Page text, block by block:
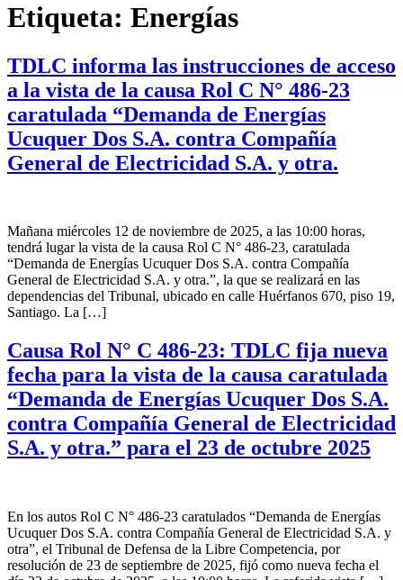
Etiqueta: Energías
TDLC informa las instrucciones de acceso
a la vista de la causa Rol C N° 486-23
caratulada “Demanda de Energías
Ucuquer Dos S.A. contra Compañía
General de Electricidad S.A. y otra.
Mañana miércoles 12 de noviembre de 2025, a las 10:00 horas,
tendrá lugar la vista de la causa Rol C N° 486-23, caratulada
“Demanda de Energías Ucuquer Dos S.A. contra Compañía
General de Electricidad S.A. y otra.”, la que se realizará en las
dependencias del Tribunal, ubicado en calle Huérfanos 670, piso 19,
Santiago. La […]
Causa Rol N° C 486-23: TDLC fija nueva
fecha para la vista de la causa caratulada
“Demanda de Energías Ucuquer Dos S.A.
contra Compañía General de Electricidad
S.A. y otra.” para el 23 de octubre 2025
En los autos Rol C N° 486-23 caratulados “Demanda de Energías
Ucuquer Dos S.A. contra Compañía General de Electricidad S.A. y
otra”, el Tribunal de Defensa de la Libre Competencia, por
resolución de 23 de septiembre de 2025, fijó como nueva fecha el